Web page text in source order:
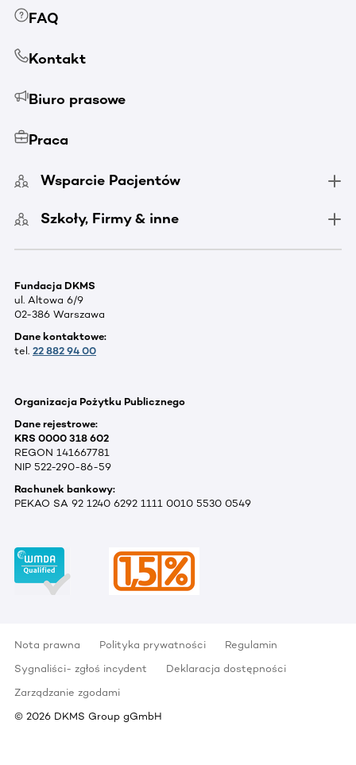
FAQ
Kontakt
Biuro prasowe
Praca
Wsparcie Pacjentów
Szkoły, Firmy & inne
Fundacja DKMS
ul. Altowa 6/9
02-386 Warszawa
Dane kontaktowe:
tel. 22 882 94 00
Organizacja Pożytku Publicznego
Dane rejestrowe:
KRS 0000 318 602
REGON 141667781
NIP 522-290-86-59
Rachunek bankowy:
PEKAO SA 92 1240 6292 1111 0010 5530 0549
Nota prawna Polityka prywatności
Regulamin
Sygnaliści- zgłoś incydent
Deklaracja dostępności
Zarządzanie zgodami
© 2026 DKMS Group gGmbH